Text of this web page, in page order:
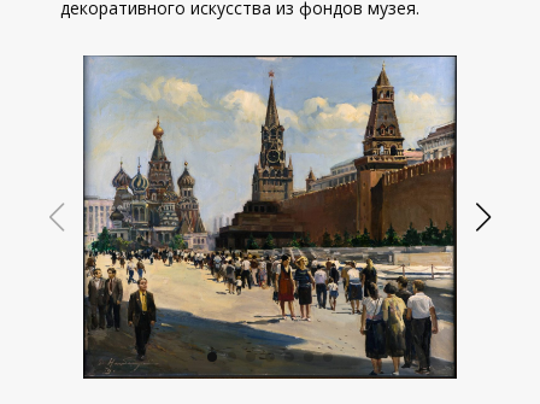
декоративного искусства из фондов музея.